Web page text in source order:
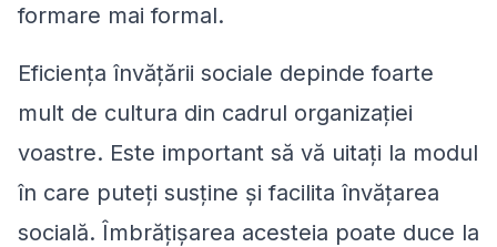
formare mai formal.
Eficiența învățării sociale depinde foarte
mult de cultura din cadrul organizației
voastre. Este important să vă uitați la modul
în care puteți susține și facilita învățarea
socială. Îmbrățișarea acesteia poate duce la